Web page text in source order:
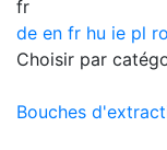
fr
de en fr hu ie pl ro
Choisir par
Bouches